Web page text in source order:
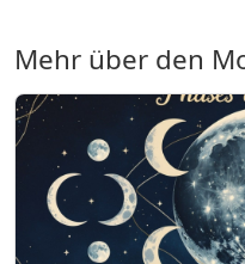
Mehr über den